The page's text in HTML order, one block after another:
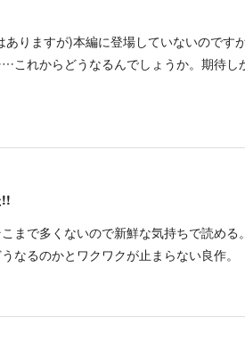
りますが)本編に登場していないのです
れからどうなるんでしょうか。期待し
で多くないので新鮮な気持ちで読める。
るのかとワクワクが止まらない良作。